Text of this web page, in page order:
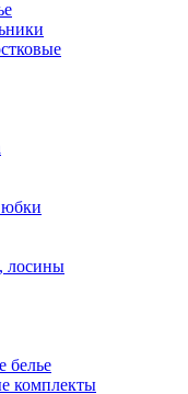
лосины
белье
комплекты